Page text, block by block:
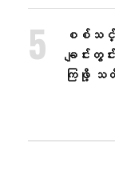
စစ်သင်္
ချင်းတွင်
ကြဖို့ သတိ